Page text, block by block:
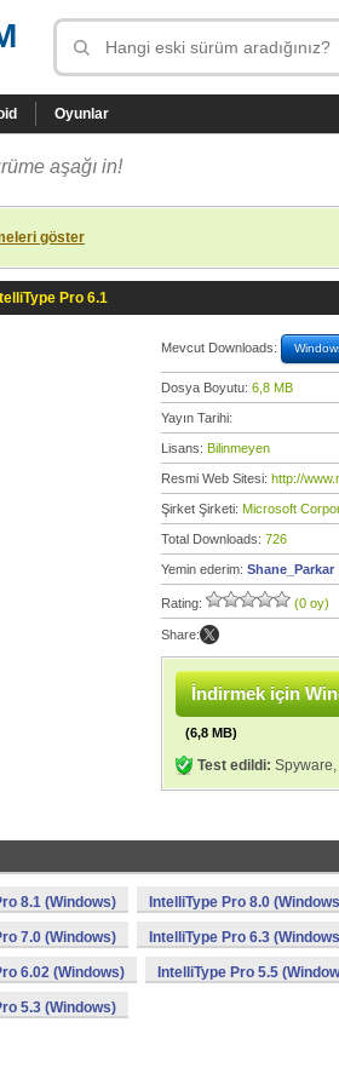
Oyunlar
aşağı in!
göster
Pro 6.1
Mevcut Downloads:
Dosya Boyutu: 6,8 MB
Yayın Tarihi:
Lisans: Bilinmeyen
Resmi Web Sitesi: http://
Şirket Şirketi: Microsoft
Total Downloads: 726
Yemin ederim: Shane_Parkar
Rating: (0 oy)
Share:
İndirmek için
(6,8 MB)
Test edildi:
8.1 (Windows) IntelliType Pro 8.0
7.0 (Windows) IntelliType Pro 6.3
6.02 (Windows) IntelliType Pro 5.5
5.3 (Windows)